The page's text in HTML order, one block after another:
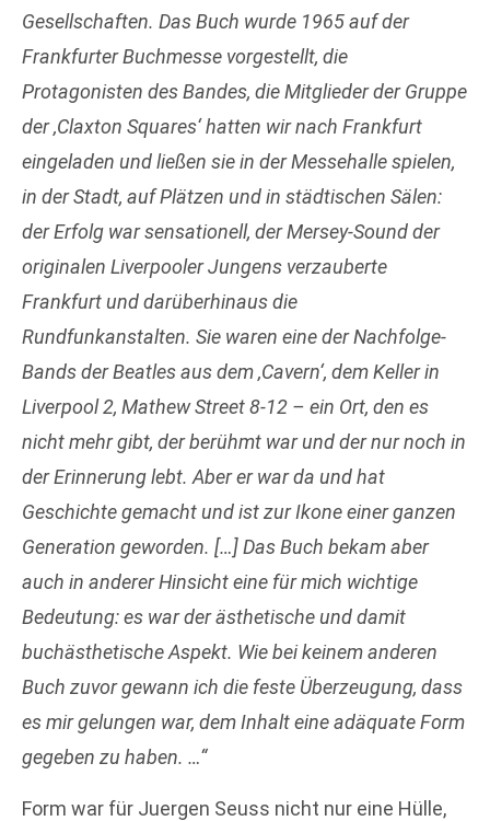
Gesellschaften. Das Buch wurde 1965 auf der
Frankfurter Buchmesse vorgestellt, die
Protagonisten des Bandes, die Mitglieder der Gruppe
der ‚Claxton Squares‘ hatten wir nach Frankfurt
eingeladen und ließen sie in der Messehalle spielen,
in der Stadt, auf Plätzen und in städtischen Sälen:
der Erfolg war sensationell, der Mersey-Sound der
originalen Liverpooler Jungens verzauberte
Frankfurt und darüberhinaus die
Rundfunkanstalten. Sie waren eine der Nachfolge-
Bands der Beatles aus dem ‚Cavern‘, dem Keller in
Liverpool 2, Mathew Street 8-12 – ein Ort, den es
nicht mehr gibt, der berühmt war und der nur noch in
der Erinnerung lebt. Aber er war da und hat
Geschichte gemacht und ist zur Ikone einer ganzen
Generation geworden. […] Das Buch bekam aber
auch in anderer Hinsicht eine für mich wichtige
Bedeutung: es war der ästhetische und damit
buchästhetische Aspekt. Wie bei keinem anderen
Buch zuvor gewann ich die feste Überzeugung, dass
es mir gelungen war, dem Inhalt eine adäquate Form
gegeben zu haben. …“
Form war für Juergen Seuss nicht nur eine Hülle,